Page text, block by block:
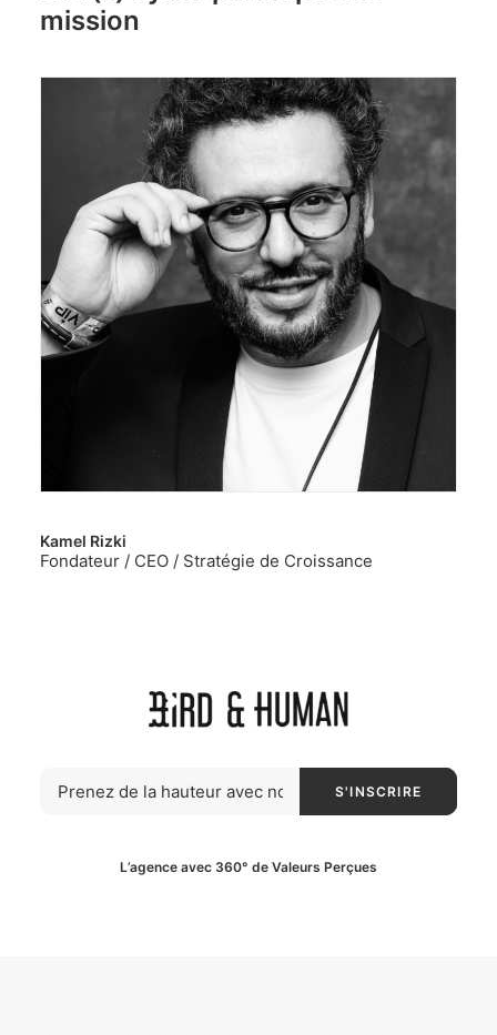
mission
Kamel Rizki
Fondateur / CEO / Stratégie de Croissance
L’agence avec 360° de Valeurs Perçues